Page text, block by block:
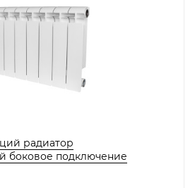
радиатор
боковое подключение